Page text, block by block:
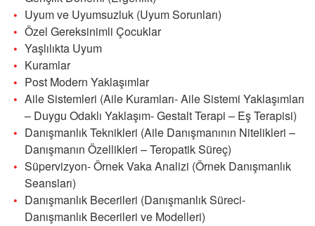
Uyum ve Uyumsuzluk (Uyum Sorunları)
Özel Gereksinimli Çocuklar
Yaşlılıkta Uyum
Kuramlar
Post Modern Yaklaşımlar
Aile Sistemleri (Aile Kuramları- Aile Sistemi Yaklaşımları
– Duygu Odaklı Yaklaşım- Gestalt Terapi – Eş Terapisi)
Danışmanlık Teknikleri (Aile Danışmanının Nitelikleri –
Danışmanın Özellikleri – Teropatik Süreç)
Süpervizyon- Örnek Vaka Analizi (Örnek Danışmanlık
Seansları)
Danışmanlık Becerileri (Danışmanlık Süreci-
Danışmanlık Becerileri ve Modelleri)